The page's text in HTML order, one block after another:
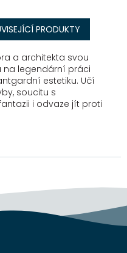
PRODUKTY
a architekta svou
legendární práci
estetiku. Učí
soucitu s
i odvaze jít proti